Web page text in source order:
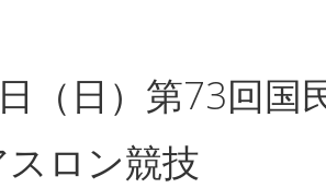
（日）第73回国
スロン競技